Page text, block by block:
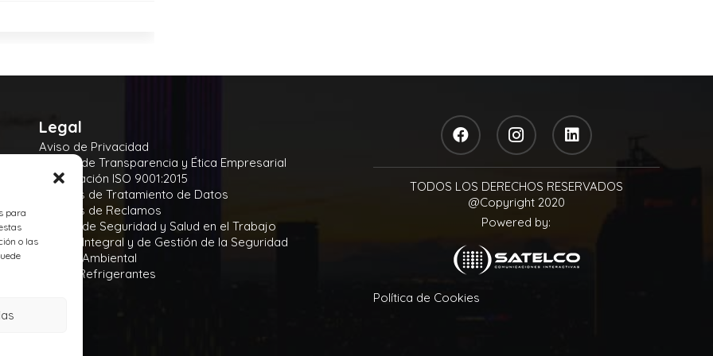
para
o las
Legal
Aviso de Privacidad
Manual de Transparencia y Ética Empresarial
Certificación ISO 9001:2015
Políticas de Tratamiento de Datos
Políticas de Reclamos
Política de Seguridad y Salud en el Trabajo
Política Integral y de Gestión de la Seguridad
Política Ambiental
Gases Refrigerantes
TODOS LOS DERECHOS RESERVADOS
@Copyright 2020
Powered by:
Política de Cookies